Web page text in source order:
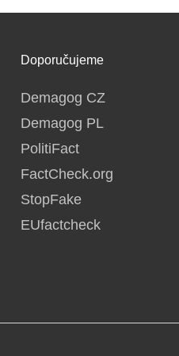
Doporučujeme
Demagog CZ
Demagog PL
PolitiFact
FactCheck.org
StopFake
EUfactcheck